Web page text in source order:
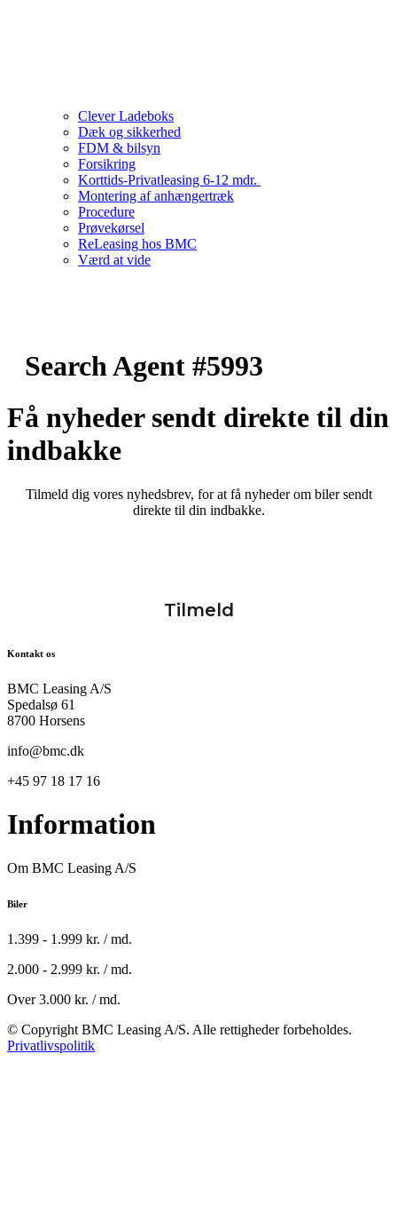
Clever Ladeboks
Dæk og sikkerhed
FDM & bilsyn
Forsikring
Korttids-Privatleasing 6-12 mdr.
Montering af anhængertræk
Procedure
Prøvekørsel
ReLeasing hos BMC
Værd at vide
Search Agent #5993
Få nyheder sendt direkte til din
indbakke
Tilmeld dig vores nyhedsbrev, for at få nyheder om biler sendt
direkte til din indbakke.
Kontakt os
BMC Leasing A/S
Spedalsø 61
8700 Horsens
info@bmc.dk
+45 97 18 17 16
Information
Om BMC Leasing A/S
Biler
1.399 - 1.999 kr. / md.
2.000 - 2.999 kr. / md.
Over 3.000 kr. / md.
© Copyright BMC Leasing A/S. Alle rettigheder forbeholdes.
Privatlivspolitik